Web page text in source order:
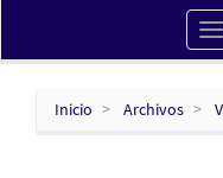
Contenido
Barra
Inicio Archivos